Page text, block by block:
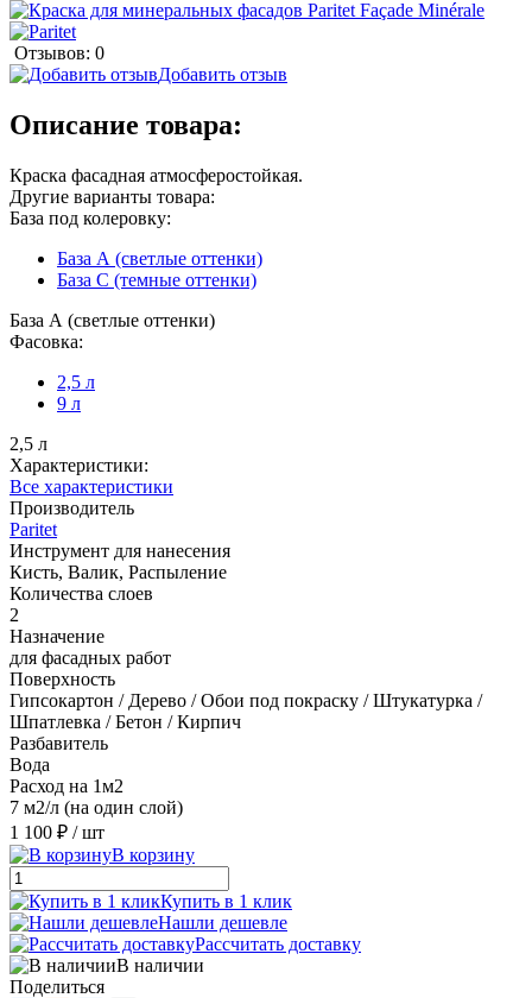
Отзывов: 0
Добавить отзыв
Описание товара:
Краска фасадная атмосферостойкая.
Другие варианты товара:
База под колеровку:
База А (светлые оттенки)
База С (темные оттенки)
База А (светлые оттенки)
Фасовка:
2,5 л
9 л
2,5 л
Характеристики:
Все характеристики
Производитель
Paritet
Инструмент для нанесения
Кисть, Валик, Распыление
Количества слоев
2
Назначение
для фасадных работ
Поверхность
Гипсокартон / Дерево / Обои под покраску / Штукатурка /
Шпатлевка / Бетон / Кирпич
Разбавитель
Вода
Расход на 1м2
7 м2/л (на один слой)
1 100 ₽ / шт
В корзину
Купить в 1 клик
Нашли дешевле
Рассчитать доставку
В наличии
Поделиться